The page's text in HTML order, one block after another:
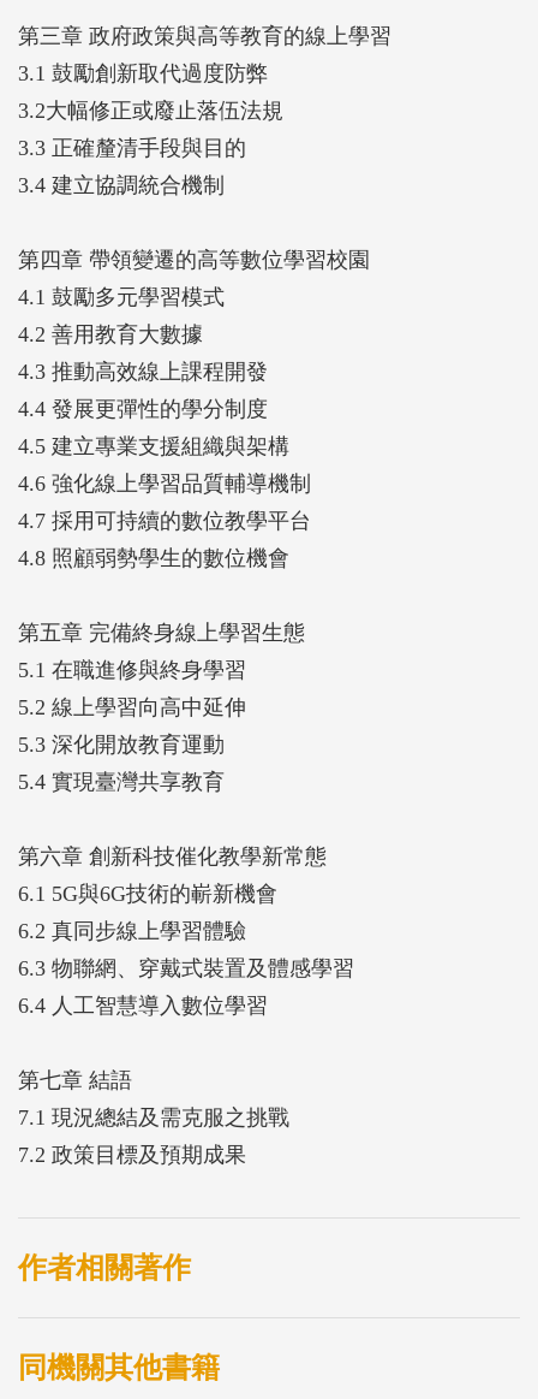
第三章 政府政策與高等教育的線上學習
3.1 鼓勵創新取代過度防弊
3.2大幅修正或廢止落伍法規
3.3 正確釐清手段與目的
3.4 建立協調統合機制
第四章 帶領變遷的高等數位學習校園
4.1 鼓勵多元學習模式
4.2 善用教育大數據
4.3 推動高效線上課程開發
4.4 發展更彈性的學分制度
4.5 建立專業支援組織與架構
4.6 強化線上學習品質輔導機制
4.7 採用可持續的數位教學平台
4.8 照顧弱勢學生的數位機會
第五章 完備終身線上學習生態
5.1 在職進修與終身學習
5.2 線上學習向高中延伸
5.3 深化開放教育運動
5.4 實現臺灣共享教育
第六章 創新科技催化教學新常態
6.1 5G與6G技術的嶄新機會
6.2 真同步線上學習體驗
6.3 物聯網、穿戴式裝置及體感學習
6.4 人工智慧導入數位學習
第七章 結語
7.1 現況總結及需克服之挑戰
7.2 政策目標及預期成果
作者相關著作
同機關其他書籍